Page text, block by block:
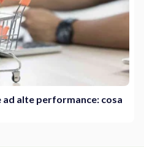
alte performance: cosa